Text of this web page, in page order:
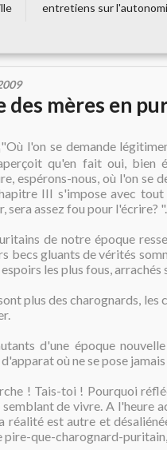
entretiens sur
des mères en
"Où l'on se demande
qu'en fait oui, bien
espérons-nous, où l'on se
III s'impose avec
sera assez fou pour l'écrire? ".
de notre époque
becs gluants de vérités
les plus fous,
plus des charognards,
d'une époque
où ne se pose
! Tais-toi ! Pourquoi
de vivre. A l'heure
réalité est autre et
pire-que-charognard-